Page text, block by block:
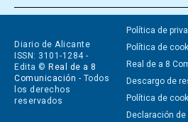
Diario de Alicante
ISSN: 3101-1284 -
Edita © Real de a 8
Comunicación - Todos
los derechos
reservados
Política de
Política de
Real de a 8
Descargo de
Política de
Declaración de